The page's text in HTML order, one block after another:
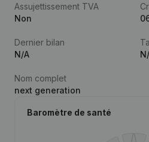
Assujettissement TVA
Non
Dernier bilan
N/A
Nom complet
next generation
Baromètre de santé